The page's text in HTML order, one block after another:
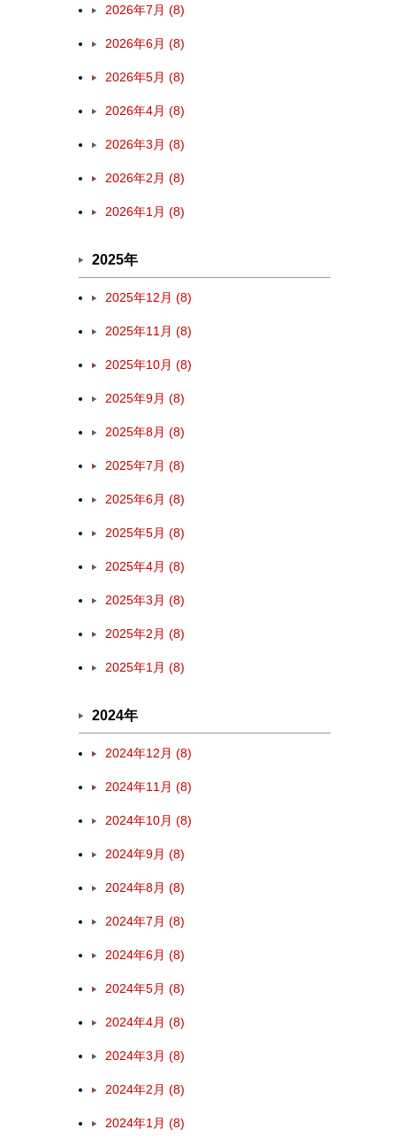
2026年7月 (8)
2026年6月 (8)
2026年5月 (8)
2026年4月 (8)
2026年3月 (8)
2026年2月 (8)
2026年1月 (8)
2025年
2025年12月 (8)
2025年11月 (8)
2025年10月 (8)
2025年9月 (8)
2025年8月 (8)
2025年7月 (8)
2025年6月 (8)
2025年5月 (8)
2025年4月 (8)
2025年3月 (8)
2025年2月 (8)
2025年1月 (8)
2024年
2024年12月 (8)
2024年11月 (8)
2024年10月 (8)
2024年9月 (8)
2024年8月 (8)
2024年7月 (8)
2024年6月 (8)
2024年5月 (8)
2024年4月 (8)
2024年3月 (8)
2024年2月 (8)
2024年1月 (8)